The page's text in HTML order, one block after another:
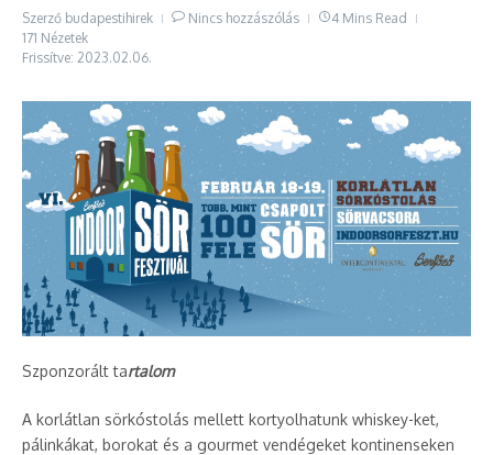
Szerző budapestihirek Nincs hozzászólás
4 Mins Read
171 Nézetek
Frissítve: 2023.02.06.
Szponzorált tartalom
A korlátlan sörkóstolás mellett kortyolhatunk whiskey-ket,
pálinkákat, borokat és a gourmet vendégeket kontinenseken